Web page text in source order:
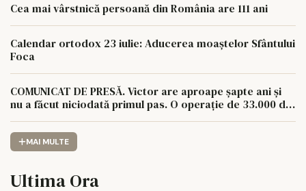
Cea mai vârstnică persoană din România are 111 ani
Calendar ortodox 23 iulie: Aducerea moaștelor Sfântului
Foca
COMUNICAT DE PRESĂ. Victor are aproape șapte ani și
nu a făcut niciodată primul pas. O operație de 33.000 de
MAI MULTE
Ultima Ora